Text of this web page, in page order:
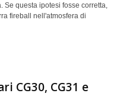
questa ipotesi fosse corretta,
fireball nell'atmosfera di
CG30, CG31 e